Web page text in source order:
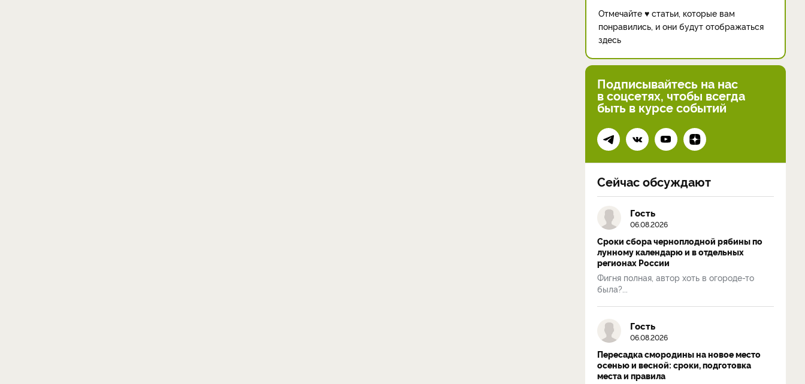
Отмечайте ♥ статьи, которые вам
понравились, и они будут отображаться
здесь
Подписывайтесь на нас
в соцсетях, чтобы всегда
быть в курсе событий
Сейчас обсуждают
Гость
06.08.2026
Сроки сбора черноплодной рябины по
лунному календарю и в отдельных
регионах России
Фигня полная, автор хоть в огороде-то
была?...
Гость
06.08.2026
Пересадка смородины на новое место
осенью и весной: сроки, подготовка
места и правила